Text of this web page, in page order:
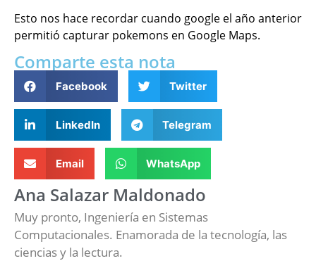
Esto nos hace recordar cuando google el año anterior
permitió capturar pokemons en Google Maps.
Comparte esta nota
Facebook Twitter
LinkedIn Telegram
Email WhatsApp
Ana Salazar Maldonado
Muy pronto, Ingeniería en Sistemas
Computacionales. Enamorada de la tecnología, las
ciencias y la lectura.